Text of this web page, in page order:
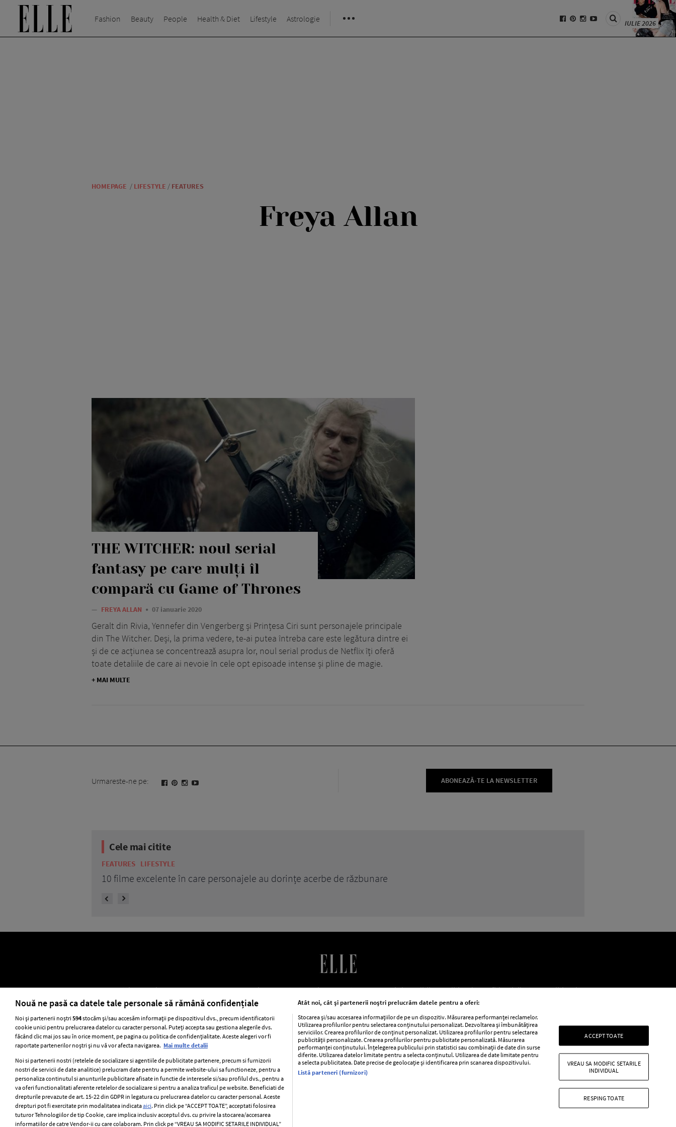
Fashion Beauty People Health & Diet Lifestyle Astrologie IULIE 2026
HOMEPAGE / LIFESTYLE / FEATURES
Freya Allan
THE WITCHER: noul serial
fantasy pe care mulți îl
compară cu Game of Thrones
— FREYA ALLAN 07 ianuarie 2020
Geralt din Rivia, Yennefer din Vengerberg și Prințesa Ciri sunt personajele principale
din The Witcher. Deși, la prima vedere, te-ai putea întreba care este legătura dintre ei
și de ce acțiunea se concentrează asupra lor, noul serial produs de Netflix îți oferă
toate detaliile de care ai nevoie în cele opt episoade intense și pline de magie.
+ MAI MULTE
ABONEAZĂ-TE LA NEWSLETTER
Urmareste-ne pe:
Cele mai citite
LIFESTYLE
10 filme excelente în care personajele au dorințe acerbe de răzbunare
ELLE Style Awards 2024 Despre ELLE Romania Contact Abonamente Termeni si conditii Politica de confidențialitate
Politica de
cookies
Publicitate
Stiri GSP Unica Baby Libertatea pentru femei Viva Avantaje
Retete practice
Pariază responsabil! Decizia ONJN nr. 821/25.09.2025.
Jocurile de noroc sunt interzise minorilor.
Copyright © 2026 Ringier Romania SRL
Nouă ne pasă ca datele tale personale să rămână confidențiale
Noi și partenerii noștri 594stocăm și/sau accesăm informații pe dispozitivul dvs., precum identificatorii
cookie unici pentru prelucrarea datelor cu caracter personal. Puteți accepta sau gestiona alegerile dvs.
făcând clic mai jos sau în orice moment, pe pagina cu politica de confidențialitate. Aceste alegeri vor fi
raportate partenerilor noștri și nu vă vor afecta navigarea. Mai multe detalii
Noi si partenerii nostri (retelele de socializare si agentiile de publicitate partenere, precum si furnizorii
nostri de servicii de date analitice) prelucram date pentru a permite website-ului sa functioneze, pentru a
personaliza continutul si anunturile publicitare afisate in functie de interesele si/sau profilul dvs., pentru a
va oferi functionalitati aferente retelelor de socializare si pentru a analiza traficul pe website. Beneficiati de
drepturile prevazute de art. 15-22 din GDPR in legatura cu prelucrarea datelor cu caracter personal. Aceste
drepturi pot fi exercitate prin modalitatea indicataaici. Prin click pe “ACCEPT TOATE”, acceptati folosirea
tuturor Tehnologiilor de tip Cookie, care implica inclusiv acceptul dvs. cu privire la stocarea/accesarea
informatiilor de catre Vendor-ii cu care colaboram. Prin click pe “VREAU SA MODIFIC SETARILE INDIVIDUAL”
Atât noi, cât și partenerii noștri prelucrăm datele pentru a oferi:
Stocarea și/sau accesarea informațiilor de pe un dispozitiv. Măsurarea performanței reclamelor.
Utilizarea profilurilor pentru selectarea conținutului personalizat. Dezvoltarea și îmbunătățirea
serviciilor. Crearea profilurilor de conținut personalizat. Utilizarea profilurilor pentru selectarea
publicității personalizate. Crearea profilurilor pentru publicitate personalizată. Măsurarea
performanței conținutului. Înțelegerea publicului prin statistici sau combinații de date din surse
diferite. Utilizarea datelor limitate pentru a selecta conținutul. Utilizarea de date limitate pentru
a selecta publicitatea. Date precise de geolocație și identificarea prin scanarea dispozitivului.
Listă parteneri (furnizori)
ACCEPT TOATE
RESPING TOATE
VREAU SA MODIFIC SETARILE
INDIVIDUAL